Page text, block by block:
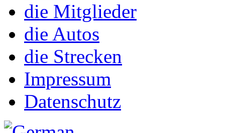
die Mitglieder
die Autos
die Strecken
Impressum
Datenschutz